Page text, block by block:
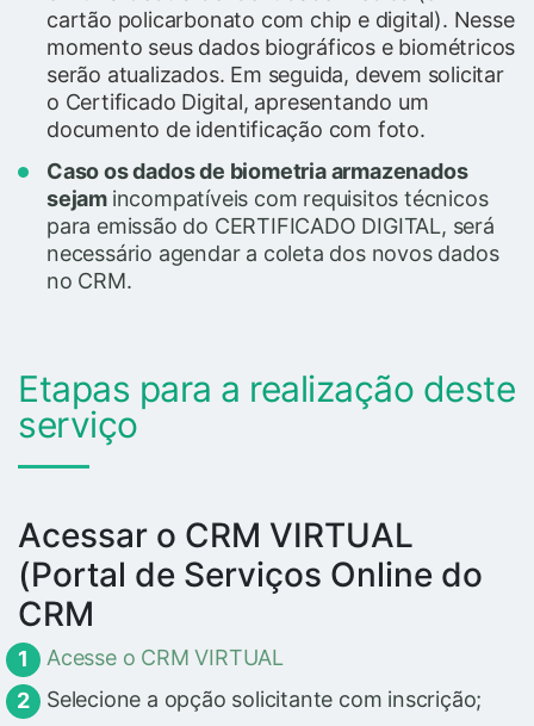
cartão policarbonato com chip e digital). Nesse
momento seus dados biográficos e biométricos
serão atualizados. Em seguida, devem solicitar
o Certificado Digital, apresentando um
documento de identificação com foto.
Caso os dados de biometria armazenados
sejam incompatíveis com requisitos técnicos
para emissão do CERTIFICADO DIGITAL, será
necessário agendar a coleta dos novos dados
no CRM.
Etapas para a realização deste
serviço
Acessar o CRM VIRTUAL
(Portal de Serviços Online do
CRM
Acesse o CRM VIRTUAL
Selecione a opção solicitante com inscrição;